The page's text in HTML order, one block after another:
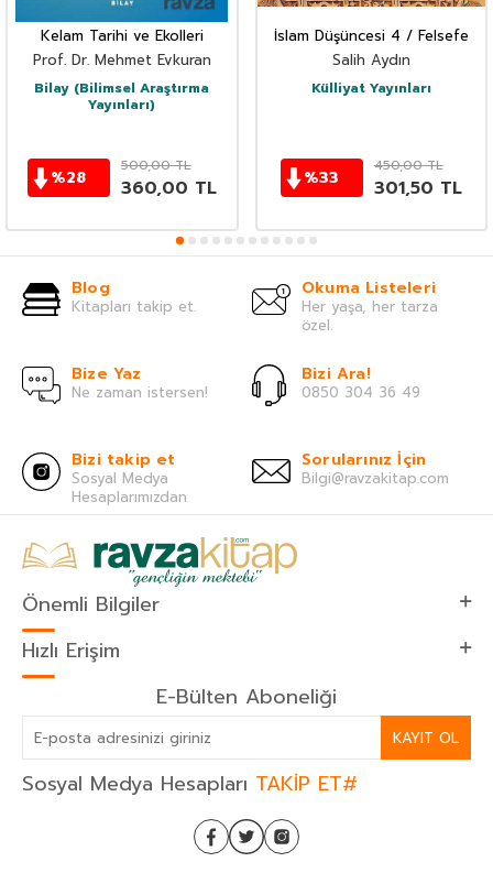
Kelam Tarihi ve Ekolleri
Prof. Dr. Mehmet Evkuran
Bilay (Bilimsel Araştırma
Yayınları)
%28
500,00TL
360,00 TL
İslam Düşüncesi 4 / Felsefe
Salih Aydın
Külliyat Yayınları
%33
450,00TL
301,50 TL
Blog
Kitapları takip et.
Okuma Listeleri
Her yaşa, her tarza
özel.
Bize Yaz
Ne zaman istersen!
Bizi Ara!
0850 304 36 49
Bizi takip et
Sosyal Medya
Hesaplarımızdan
Sorularınız İçin
Bilgi@ravzakitap.com
Önemli Bilgiler
Hızlı Erişim
E-Bülten Aboneliği
KAYIT OL
Sosyal Medya Hesapları TAKİP ET#